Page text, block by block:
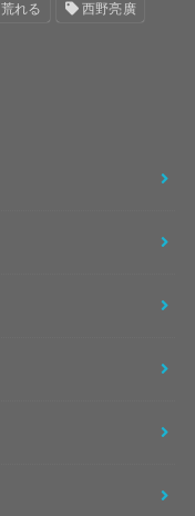
荒れる 西野亮廣